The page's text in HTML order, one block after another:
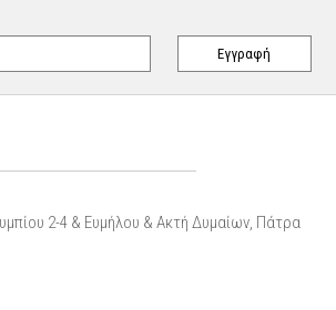
2-4 & Ευμήλου & Ακτή Δυμαίων, Πάτρα